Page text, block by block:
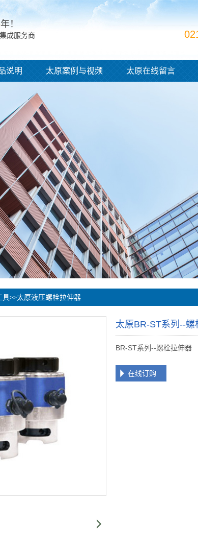
年！
成服务商
说明 太原案例与视频 太原在线留言
具>>太原液压螺栓拉伸器
太原BR-ST系列--螺
BR-ST系列--螺栓拉伸器
在线订购